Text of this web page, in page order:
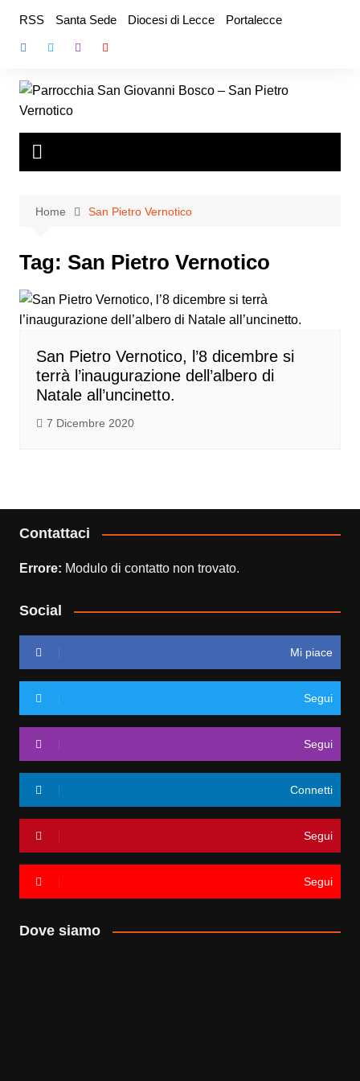
contenuto
RSS Santa Sede Diocesi di Lecce Portalecce
Home San Pietro Vernotico
Tag: San Pietro Vernotico
San Pietro Vernotico, l’8 dicembre si
terrà l’inaugurazione dell’albero di
Natale all’uncinetto.
7 Dicembre 2020
Contattaci
Errore: Modulo di contatto non trovato.
Social
Mi piace
Segui
Segui
Connetti
Segui
Segui
Dove siamo